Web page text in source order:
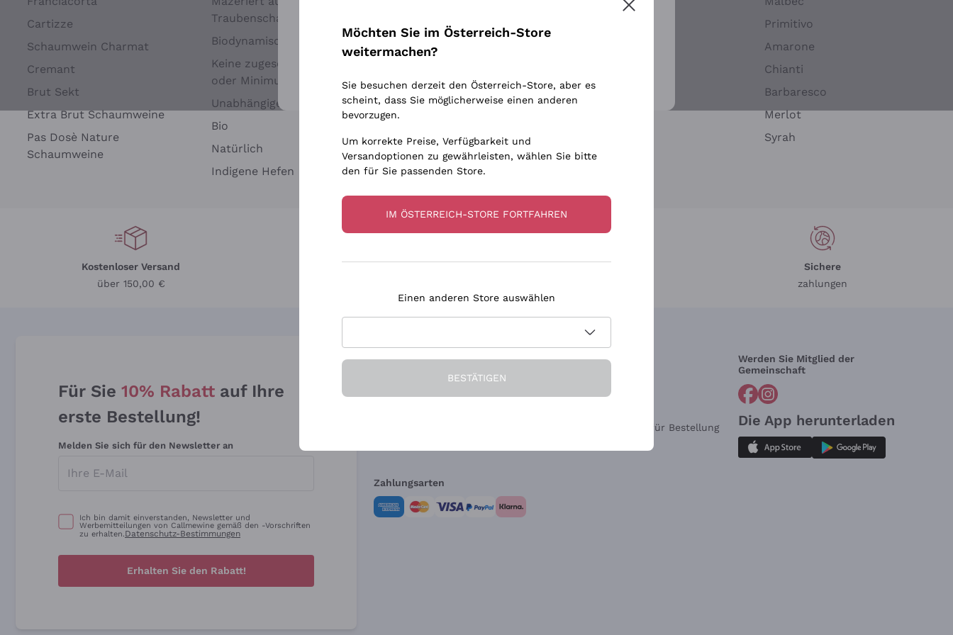
Cartizze
Schaumwein Charmat
Cremant
Brut Sekt
Extra Brut Schaumweine
Pas Dosè Nature
Schaumweine
Traubenschalen
Biodynamisch
Keine zugesetzten Sulfite
oder Minimum
Unabhängige Weinbauern
Bio
Natürlich
Indigene Hefen
Occhipinti Arianna
Biondi Santi
Argiolas
Zenato
Ca' dei Frati
Chardonnay
Primitivo
Amarone
Chianti
Barbaresco
Merlot
Syrah
Kostenloser Versand
über 150,00 €
Sichere
zahlungen
Für Sie 10% Rabatt auf Ihre
erste Bestellung!
Melden Sie sich für den Newsletter an
Ich bin damit einverstanden, Newsletter und
Werbemitteilungen von Callmewine gemäß den -Vorschriften
zu erhalten.Datenschutz-Bestimmungen
Erhalten Sie den Rabatt!
Die Firma Brauchen Sie Hilfe?
Widerrufsformular für Bestellung
Werden Sie Mitglied der
Gemeinschaft
Die App herunterladen
Zahlungsarten
Weitere Informationen finden Sie in unserem Datenschutz-Bestimmungen
Möchten Sie im Österreich-Store
weitermachen?
Sie besuchen derzeit den Österreich-Store, aber es
scheint, dass Sie möglicherweise einen anderen
bevorzugen.
Um korrekte Preise, Verfügbarkeit und
Versandoptionen zu gewährleisten, wählen Sie bitte
den für Sie passenden Store.
IM ÖSTERREICH-STORE FORTFAHREN
Einen anderen Store auswählen
BESTÄTIGEN